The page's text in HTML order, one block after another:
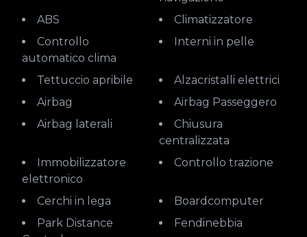
ABS
Climatizzatore
Controllo
automatico clima
Interni in pelle
Tettuccio apribile
Alzacristalli elettrici
Airbag
Airbag Passeggero
Airbag laterali
Chiusura
centralizzata
Immobilizzatore
elettronico
Controllo trazione
Cerchi in lega
Boardcomputer
Park Distance
Fendinebbia